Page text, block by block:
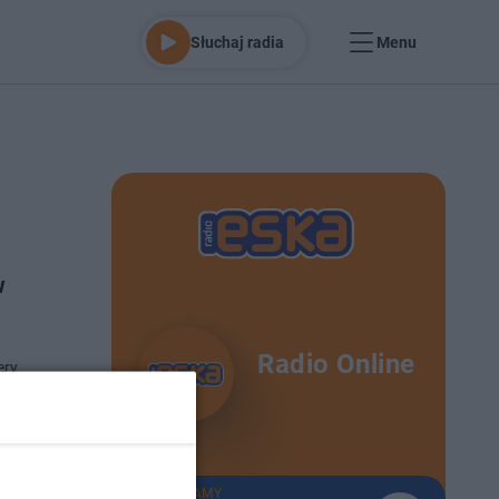
Słuchaj radia Menu
Radio Online
TERAZ GRAMY